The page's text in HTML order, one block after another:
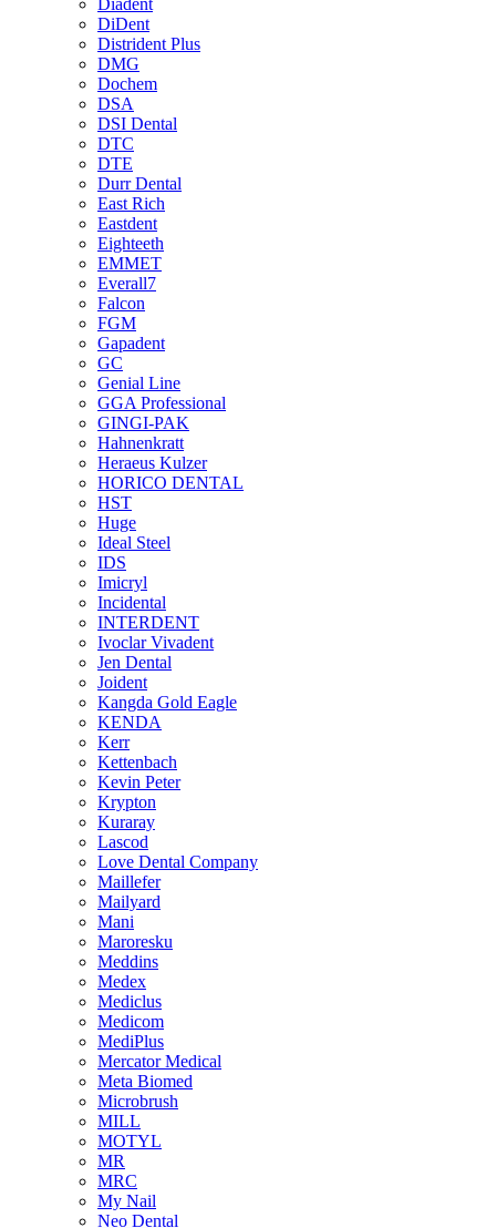
Diadent
DiDent
Distrident Plus
DMG
Dochem
DSA
DSI Dental
DTC
DTE
Durr Dental
East Rich
Eastdent
Eighteeth
EMMET
Everall7
Falcon
FGM
Gapadent
GC
Genial Line
GGA Professional
GINGI-PAK
Hahnenkratt
Heraeus Kulzer
HORICO DENTAL
HST
Huge
Ideal Steel
IDS
Imicryl
Incidental
INTERDENT
Ivoclar Vivadent
Jen Dental
Joident
Kangda Gold Eagle
KENDA
Kerr
Kettenbach
Kevin Peter
Krypton
Kuraray
Lascod
Love Dental Company
Maillefer
Mailyard
Mani
Maroresku
Meddins
Medex
Mediclus
Medicom
MediPlus
Mercator Medical
Meta Biomed
Microbrush
MILL
MOTYL
MR
MRC
My Nail
Neo Dental